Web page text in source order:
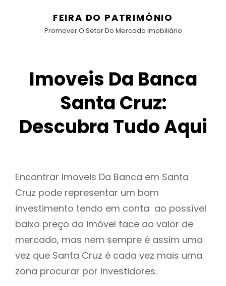
FEIRA DO PATRIMÓNIO
Promover O Setor Do Mercado Imobiliário
Imoveis Da Banca
Santa Cruz:
Descubra Tudo Aqui
Encontrar Imoveis Da Banca em Santa
Cruz pode representar um bom
investimento tendo em conta ao possível
baixo preço do imóvel face ao valor de
mercado, mas nem sempre é assim uma
vez que Santa Cruz é cada vez mais uma
zona procurar por investidores.